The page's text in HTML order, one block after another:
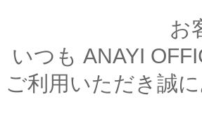
お
いつも ANAYI
ご利用いただき誠